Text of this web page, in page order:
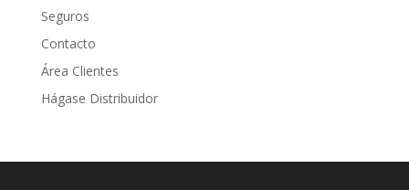
Seguros
Contacto
Área Clientes
Hágase Distribuidor